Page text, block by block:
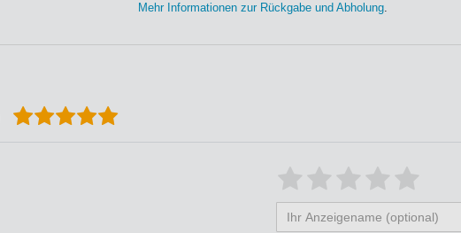
Mehr Informationen zur Rückgabe und Abholung.
Bewertungssterne
von
4
von
3
von
2
von
1
von